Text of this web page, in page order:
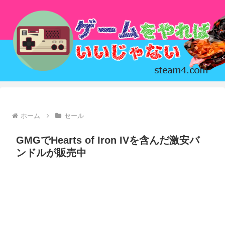
ホーム セール
GMGでHearts of Iron IVを含んだ激安バ
ンドルが販売中